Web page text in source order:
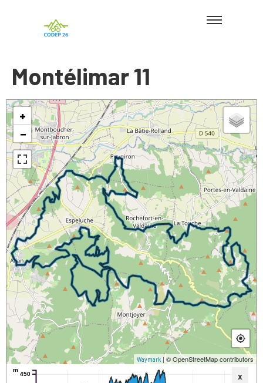
Montélimar 11
+
−
Waymark | © OpenStreetMap contributors
x
450
m